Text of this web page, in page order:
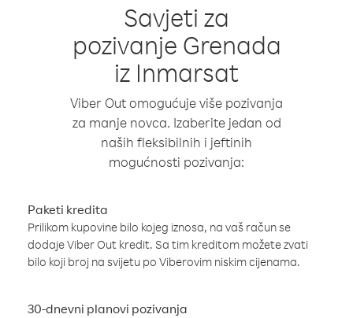
Savjeti za
pozivanje Grenada
iz Inmarsat
Viber Out omogućuje više pozivanja
za manje novca. Izaberite jedan od
naših fleksibilnih i jeftinih
mogućnosti pozivanja:
Paketi kredita
Prilikom kupovine bilo kojeg iznosa, na vaš račun se
dodaje Viber Out kredit. Sa tim kreditom možete zvati
bilo koji broj na svijetu po Viberovim niskim cijenama.
30-dnevni planovi pozivanja